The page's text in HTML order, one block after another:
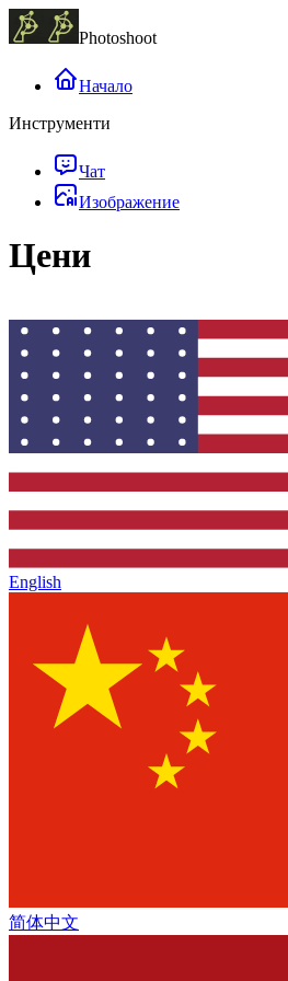
Photoshoot
Начало
Инструменти
Чат
Изображение
Цени
English
简体中文